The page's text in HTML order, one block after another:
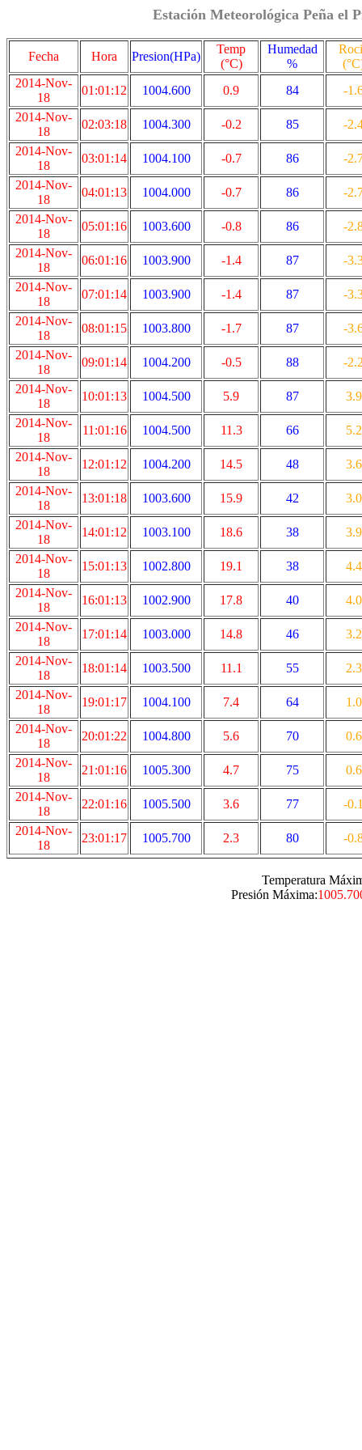
Estación Meteorológica Peña el
Fecha Hora Presion(HPa)
Temp
(°C)
Humedad
%
2014-Nov-
18
01:01:12 1004.600 0.9 84
-
2014-Nov-
18
02:03:18 1004.300 -0.2 85
-
2014-Nov-
18
03:01:14 1004.100 -0.7 86
-
2014-Nov-
18
04:01:13 1004.000 -0.7 86
-
2014-Nov-
18
05:01:16 1003.600 -0.8 86
-
2014-Nov-
18
06:01:16 1003.900 -1.4 87
-
2014-Nov-
18
07:01:14 1003.900 -1.4 87
-
2014-Nov-
18
08:01:15 1003.800 -1.7 87
-
2014-Nov-
18
09:01:14 1004.200 -0.5 88
-
2014-Nov-
18
10:01:13 1004.500 5.9 87
3.9
2014-Nov-
18
11:01:16 1004.500 11.3 66
5.2
2014-Nov-
18
12:01:12 1004.200 14.5 48
3.6
2014-Nov-
18
13:01:18 1003.600 15.9 42
3.0
2014-Nov-
18
14:01:12 1003.100 18.6 38
3.9
2014-Nov-
18
15:01:13 1002.800 19.1 38
4.4
2014-Nov-
18
16:01:13 1002.900 17.8 40
4.0
2014-Nov-
18
17:01:14 1003.000 14.8 46
3.2
2014-Nov-
18
18:01:14 1003.500 11.1 55
2.3
2014-Nov-
18
19:01:17 1004.100 7.4 64
1.0
2014-Nov-
18
20:01:22 1004.800 5.6 70
0.6
2014-Nov-
18
21:01:16 1005.300 4.7 75
0.6
2014-Nov-
18
22:01:16 1005.500 3.6 77
-
2014-Nov-
18
23:01:17 1005.700 2.3 80 -
Temperatura
Presión Máxima: